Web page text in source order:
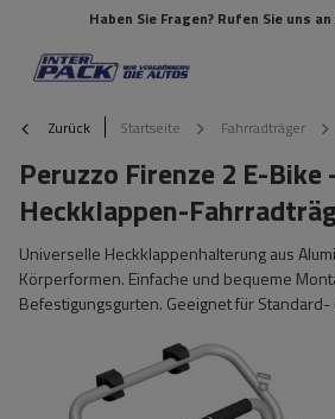
Haben Sie Fragen? Rufen Sie uns an
Zurück Startseite Fahrradträger
Peruzzo Firenze 2 E-Bike
Heckklappen-
Universelle Heckklappenhalterung aus
Körperformen. Einfache und bequeme
Befestigungsgurten. Geeignet für Standard-